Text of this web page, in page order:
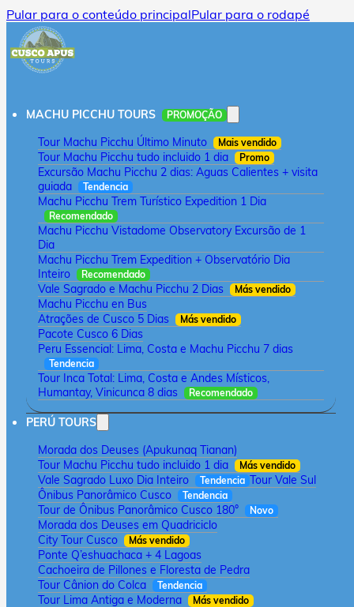
Pular para o conteúdo principalPular para o rodapé
MACHU PICCHU TOURS PROMOÇÃO
Tour Machu Picchu Último Minuto Mais vendido
Tour Machu Picchu tudo incluido 1 dia Promo
Excursão Machu Picchu 2 dias: Aguas Calientes + visita
guiada
Tendencia
Machu Picchu Trem Turístico Expedition 1 Dia
Recomendado
Machu Picchu Vistadome Observatory Excursão de 1
Dia
Machu Picchu Trem Expedition + Observatório Dia
Inteiro
Recomendado
Vale Sagrado e Machu Picchu 2 Dias Más vendido
Machu Picchu en Bus
Atrações de Cusco 5 Dias
Más vendido
Pacote Cusco 6 Dias
Peru Essencial: Lima, Costa e Machu Picchu 7 dias
Tendencia
Tour Inca Total: Lima, Costa e Andes Místicos,
Humantay, Vinicunca 8 dias
Recomendado
PERÚ TOURS
Morada dos Deuses (Apukunaq Tianan)
Tour Machu Picchu tudo incluido 1 dia
Más vendido
Vale Sagrado Luxo Dia Inteiro Tendencia Tour Vale Sul
Ônibus Panorâmico Cusco
Tendencia
Tour de Ônibus Panorâmico Cusco 180° Novo
Morada dos Deuses em Quadriciclo
City Tour Cusco
Más vendido
Ponte Q’eshuachaca + 4 Lagoas
Cachoeira de Pillones e Floresta de Pedra
Tour Cânion do Colca
Tendencia
Tour Lima Antiga e Moderna Más vendido